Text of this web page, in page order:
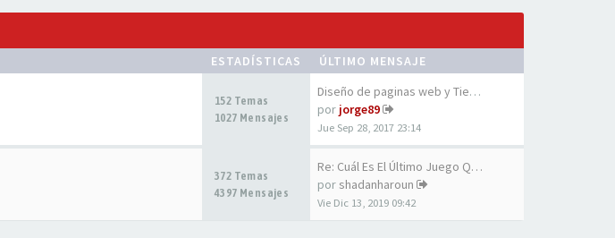
ESTADÍSTICAS ÚLTIMO MENSAJE
152 Temas
1027 Mensajes
Diseño de paginas web y Tiend…
por jorge89
Jue Sep 28, 2017 23:14
372 Temas
4397 Mensajes
Re: Cuál Es El Último Juego Q…
por shadanharoun
Vie Dic 13, 2019 09:42